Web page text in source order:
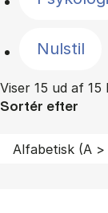
Nulstil
Viser 15 ud af
Sortér efter